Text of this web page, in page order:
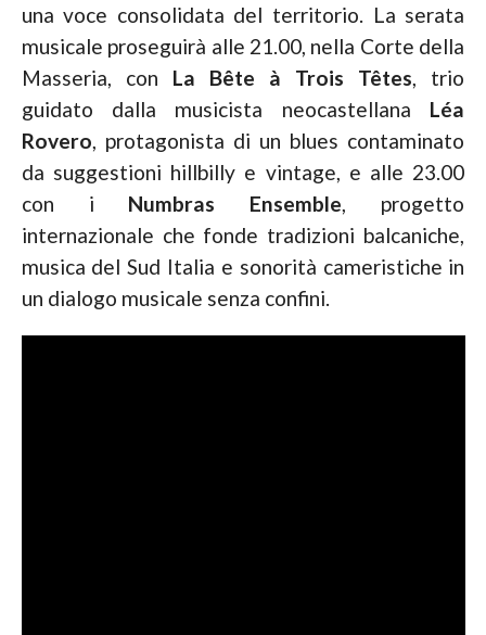
una voce consolidata del territorio. La serata
musicale proseguirà alle 21.00, nella Corte della
Masseria, con La Bête à Trois Têtes, trio
guidato dalla musicista neocastellana Léa
Rovero, protagonista di un blues contaminato
da suggestioni hillbilly e vintage, e alle 23.00
con i Numbras Ensemble, progetto
internazionale che fonde tradizioni balcaniche,
musica del Sud Italia e sonorità cameristiche in
un dialogo musicale senza confini.